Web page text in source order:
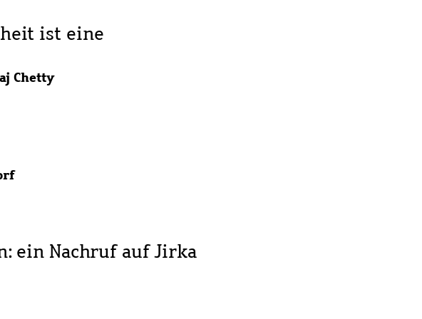
ist eine
Chetty
ein Nachruf auf Jirka